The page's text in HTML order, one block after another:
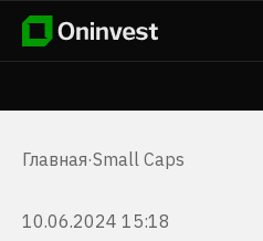
Главная·Small Caps
10.06.2024 15:18